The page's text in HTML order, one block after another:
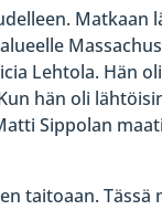
Matkaan
Lehtola. Hän
hän oli
Sippolan
taitoaan. Tässä